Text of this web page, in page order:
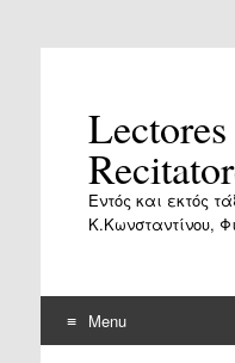
Εντός και εκτός
Κ.Κωνσταντίνου,
Menu